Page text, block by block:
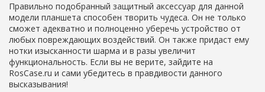
Правильно подобранный защитный аксессуар для данной
модели планшета способен творить чудеса. Он не только
сможет адекватно и полноценно уберечь устройство от
любых повреждающих воздействий. Он также придаст ему
нотки изысканности шарма и в разы увеличит
функциональность. Если вы не верите, зайдите на
RosCase.ru и сами убедитесь в правдивости данного
высказывания!